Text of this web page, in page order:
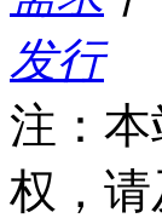
发行
注：
权，